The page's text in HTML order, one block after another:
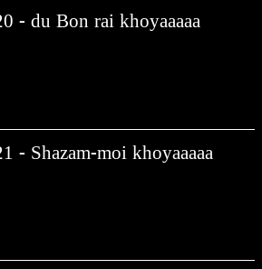
- du Bon rai khoyaaaaa
- Shazam-moi khoyaaaaa